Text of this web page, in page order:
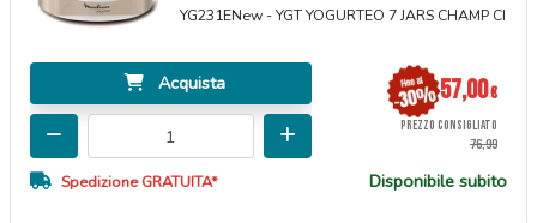
YG231ENew - YGT YOGURTEO 7 JARS CHAMP CI
Acquista 57,00€
PREZZO CONSIGLIATO
76,99
Spedizione GRATUITA* Disponibile subito